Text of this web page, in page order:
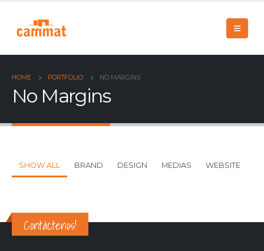
HOME PORTFOLIO NO MARGINS
No Margins
SHOW ALL BRAND DESIGN MEDIAS WEBSITE
Contáctenos!